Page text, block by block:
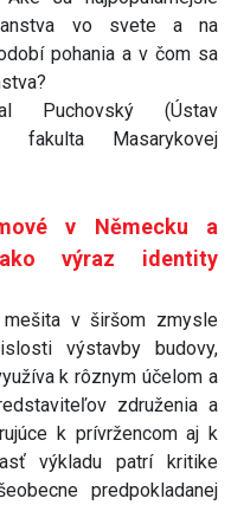
vo svete a na
pohania a v čom sa
Puchovský (Ústav
fakulta Masarykovej
v Německu a
výraz identity
v širšom zmysle
výstavby budovy,
k rôznym účelom a
združenia a
k prívržencom aj k
výkladu patrí kritike
predpokladanej